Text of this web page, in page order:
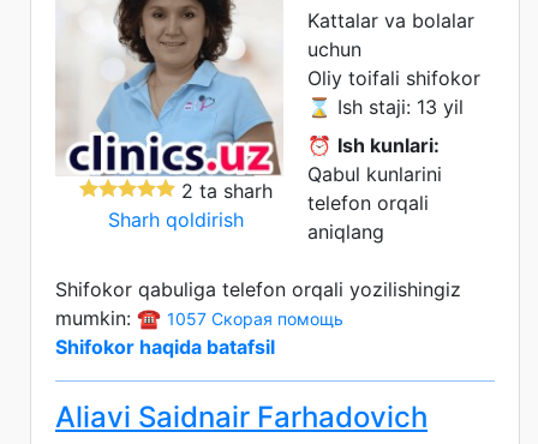
2 ta sharh
Sharh qoldirish
Kattalar va bolalar
uchun
Oliy toifali shifokor
⌛ Ish staji: 13 yil
⏰ Ish kunlari:
Qabul kunlarini
telefon orqali
aniqlang
Shifokor qabuliga telefon orqali yozilishingiz
mumkin: ☎️ 1057 Скорая помощь
Shifokor haqida batafsil
Aliavi Saidnair Farhadovich